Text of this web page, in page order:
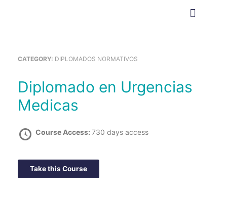
CATEGORY: DIPLOMADOS NORMATIVOS
Diplomado en Urgencias
Medicas
Course Access: 730 days access
Take this Course